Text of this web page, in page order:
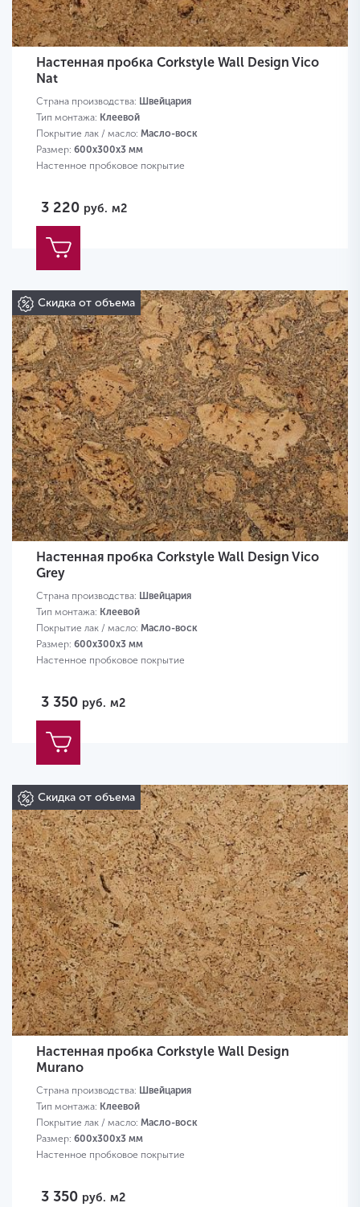
Настенная пробка Corkstyle Wall Design Vico
Nat
Страна производства: Швейцария
Тип монтажа: Клеевой
Покрытие лак / масло: Масло-воск
Размер: 600х300х3 мм
Настенное пробковое покрытие
3 220 руб. м2
Скидка от объема
Настенная пробка Corkstyle Wall Design Vico
Grey
Страна производства: Швейцария
Тип монтажа: Клеевой
Покрытие лак / масло: Масло-воск
Размер: 600х300х3 мм
Настенное пробковое покрытие
3 350 руб. м2
Скидка от объема
Настенная пробка Corkstyle Wall Design
Murano
Страна производства: Швейцария
Тип монтажа: Клеевой
Покрытие лак / масло: Масло-воск
Размер: 600х300х3 мм
Настенное пробковое покрытие
3 350 руб. м2